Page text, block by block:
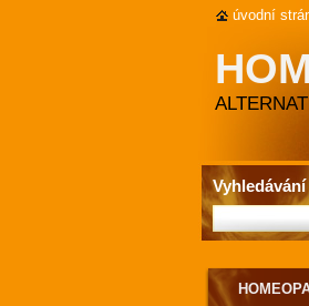
Vyhledávání
úvodní